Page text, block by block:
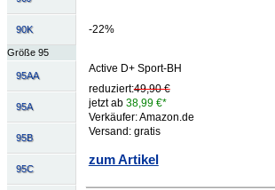
90K
Größe 95
95AA
95A
95B
95C
-22%
Active D+ Sport-BH
reduziert:49,90 €
jetzt ab 38,99 €*
Verkäufer: Amazon.de
Versand: gratis
zum Artikel